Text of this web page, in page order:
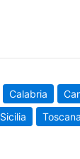
Calabria
Sicilia Toscana